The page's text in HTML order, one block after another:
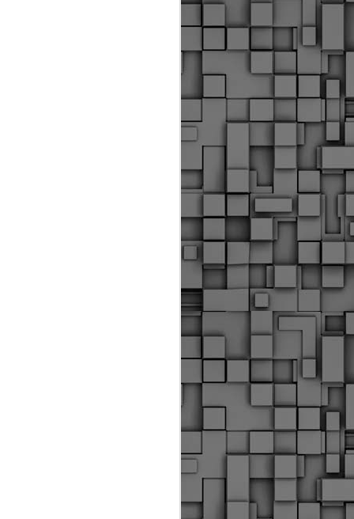
αστυνομικούς, οι οποίοι έχουν
εκπαίδευσή τους και
καθήκοντα.
ο Δήμος παρέλαβε τρία
οποία θα χρησιμοποιούνται για
μετακινήσεις των